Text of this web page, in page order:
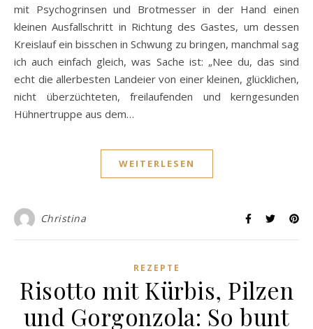
mit Psychogrinsen und Brotmesser in der Hand einen
kleinen Ausfallschritt in Richtung des Gastes, um dessen
Kreislauf ein bisschen in Schwung zu bringen, manchmal sag
ich auch einfach gleich, was Sache ist: „Nee du, das sind
echt die allerbesten Landeier von einer kleinen, glücklichen,
nicht überzüchteten, freilaufenden und kerngesunden
Hühnertruppe aus dem…
WEITERLESEN
Christina
REZEPTE
Risotto mit Kürbis, Pilzen
und Gorgonzola: So bunt